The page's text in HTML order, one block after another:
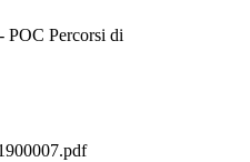
Percorsi di